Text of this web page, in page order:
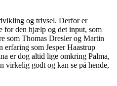
og trivsel. Derfor er
for den hjælp og det input, som
som Thomas Dresler og Martin
erfaring som Jesper Haastrup
er dog altid lige omkring Palma,
virkelig godt og kan se på hende,